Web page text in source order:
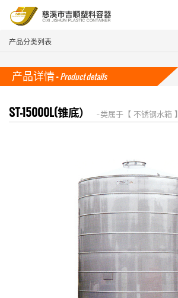
产品分类列表
产品详情 -Product details
ST-15000L(锥底） -- 类属于【 不锈钢水箱 】